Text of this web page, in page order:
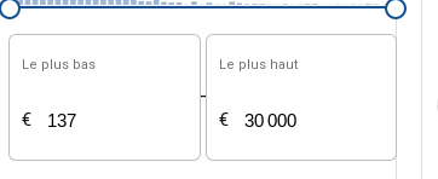
Le plus bas
€
-
Le plus haut
€